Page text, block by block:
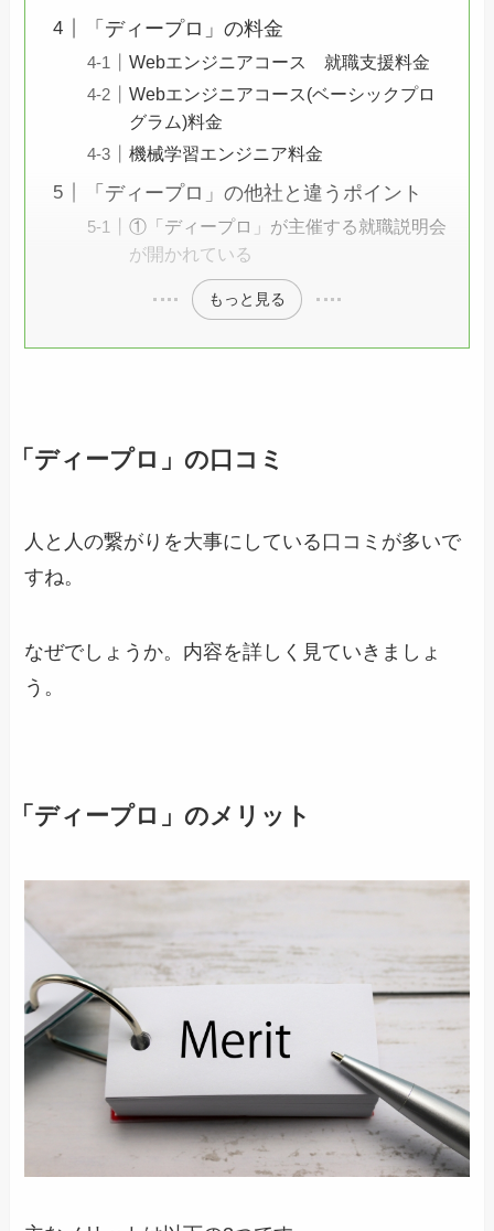
「ディープロ」の料金
Webエンジニアコース 就職支援料金
Webエンジニアコース(ベーシックプロ
グラム)料金
機械学習エンジニア料金
「ディープロ」の他社と違うポイント
①「ディープロ」が主催する就職説明会
が開かれている
もっと見る
「ディープロ」の口コミ
人と人の繋がりを大事にしている口コミが多いで
すね。
なぜでしょうか。内容を詳しく見ていきましょ
う。
「ディープロ」のメリット